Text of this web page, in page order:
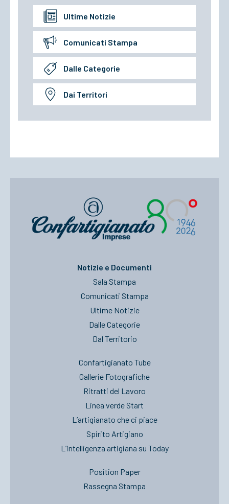
Ultime Notizie
Comunicati Stampa
Dalle Categorie
Dai Territori
Notizie e Documenti
Sala Stampa
Comunicati Stampa
Ultime Notizie
Dalle Categorie
Dal Territorio
Confartigianato Tube
Gallerie Fotografiche
Ritratti del Lavoro
Linea verde Start
L’artigianato che ci piace
Spirito Artigiano
L’intelligenza artigiana su Today
Position Paper
Rassegna Stampa